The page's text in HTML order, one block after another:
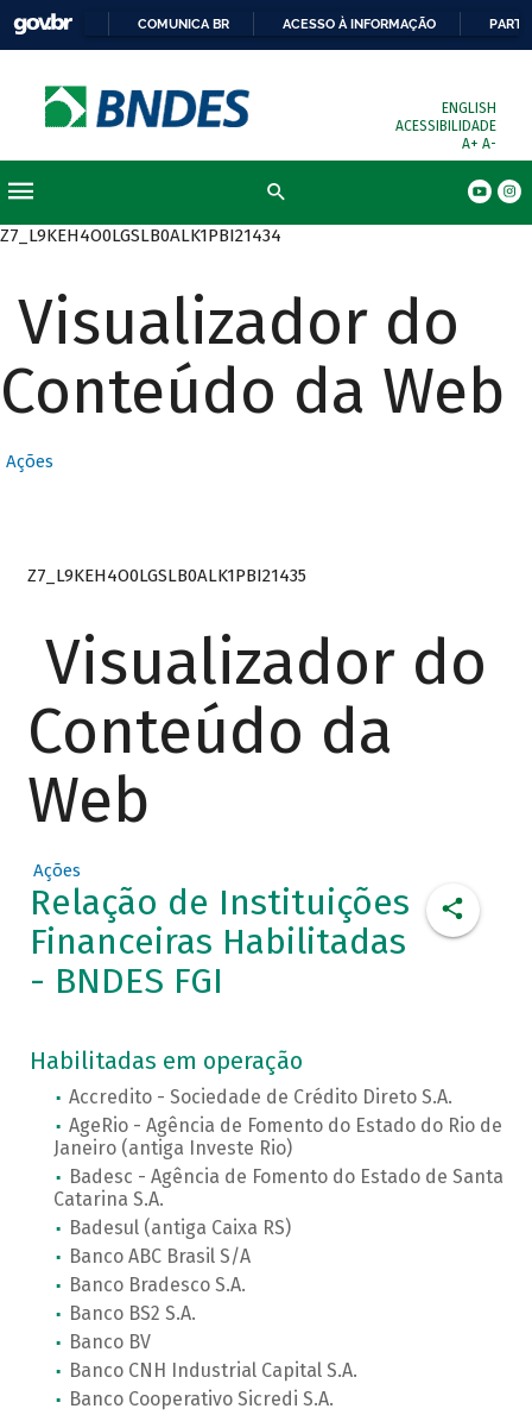
COMUNICA BR ACESSO À INFORMAÇÃO
ENGLISH
ACESSIBILIDADE
A+ A-
Z7_L9KEH4O0LGSLB0ALK1PBI21434
Visualizador do
Conteúdo da Web
Ações
Z7_L9KEH4O0LGSLB0ALK1PBI21435
Visualizador do
Conteúdo da
Web
Ações
Relação de Instituições
Financeiras Habilitadas
- BNDES FGI
Habilitadas em operação
Accredito - Sociedade de Crédito Direto S.A.
AgeRio - Agência de Fomento do Estado do Rio de
Janeiro (antiga Investe Rio)
Badesc - Agência de Fomento do Estado de Santa
Catarina S.A.
Badesul (antiga Caixa RS)
Banco ABC Brasil S/A
Banco Bradesco S.A.
Banco BS2 S.A.
Banco BV
Banco CNH Industrial Capital S.A.
Banco Cooperativo Sicredi S.A.